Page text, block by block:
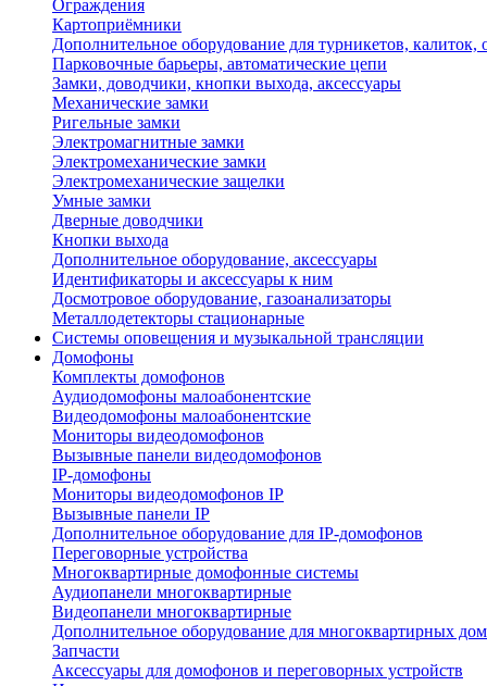
Ограждения
Картоприёмники
Дополнительное оборудование для турникетов, калиток,
Парковочные барьеры, автоматические цепи
Замки, доводчики, кнопки выхода, аксессуары
Механические замки
Ригельные замки
Электромагнитные замки
Электромеханические замки
Электромеханические защелки
Умные замки
Дверные доводчики
Кнопки выхода
Дополнительное оборудование, аксессуары
Идентификаторы и аксессуары к ним
Досмотровое оборудование, газоанализаторы
Металлодетекторы стационарные
Системы оповещения и музыкальной трансляции
Домофоны
Комплекты домофонов
Аудиодомофоны малоабонентские
Видеодомофоны малоабонентские
Мониторы видеодомофонов
Вызывные панели видеодомофонов
IP-домофоны
Мониторы видеодомофонов IP
Вызывные панели IP
Дополнительное оборудование для IP-домофонов
Переговорные устройства
Многоквартирные домофонные системы
Аудиопанели многоквартирные
Видеопанели многоквартирные
Дополнительное оборудование для многоквартирных
Запчасти
Аксессуары для домофонов и переговорных устройств